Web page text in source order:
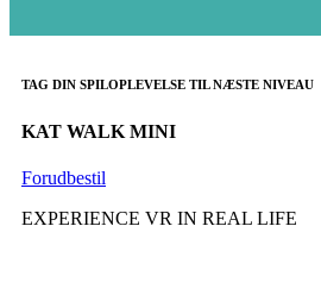
TAG DIN SPILOPLEVELSE TIL NÆSTE NIVEAU
KAT WALK MINI
Forudbestil
EXPERIENCE VR IN REAL LIFE